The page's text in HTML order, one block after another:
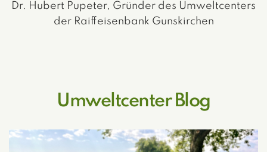
Dr. Hubert Pupeter, Gründer des Umweltcenters
der Raiffeisenbank Gunskirchen
Umweltcenter Blog